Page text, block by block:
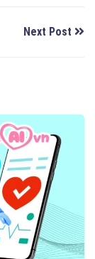
Next Post